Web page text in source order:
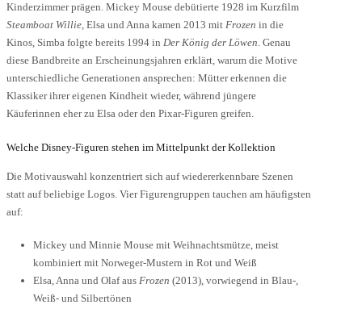
der
Produktseite
gewählt
werden
Kinderzimmer prägen. Mickey Mouse debütierte 1928 im Kurzfilm
Steamboat Willie, Elsa und Anna kamen 2013 mit Frozen in die
Kinos, Simba folgte bereits 1994 in Der König der Löwen. Genau
diese Bandbreite an Erscheinungsjahren erklärt, warum die Motive
unterschiedliche Generationen ansprechen: Mütter erkennen die
Klassiker ihrer eigenen Kindheit wieder, während jüngere
Käuferinnen eher zu Elsa oder den Pixar-Figuren greifen.
Welche Disney-Figuren stehen im Mittelpunkt der Kollektion
Die Motivauswahl konzentriert sich auf wiedererkennbare Szenen
statt auf beliebige Logos. Vier Figurengruppen tauchen am häufigsten
auf:
Mickey und Minnie Mouse mit Weihnachtsmütze, meist
kombiniert mit Norweger-Mustern in Rot und Weiß
Elsa, Anna und Olaf aus Frozen (2013), vorwiegend in Blau-,
Weiß- und Silbertönen